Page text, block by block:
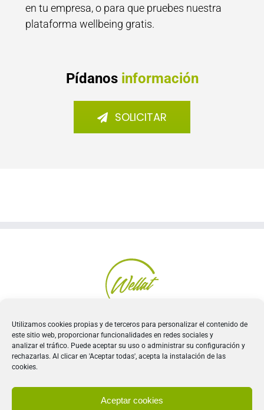
Utilizamos cookies propias y de terceros para personalizar el contenido de
este sitio web, proporcionar funcionalidades en redes sociales y
analizar el tráfico. Puede aceptar su uso o administrar su configuración y
rechazarlas. Al clicar en 'Aceptar todas', acepta la instalación de las
cookies.
Aceptar cookies
en tu empresa, o para que pruebes nuestra
plataforma wellbeing gratis.
Pídanos información
SOLICITAR
Política de Privacidad|Política de Seguridad|Política
de Cookies|Condiciones de uso